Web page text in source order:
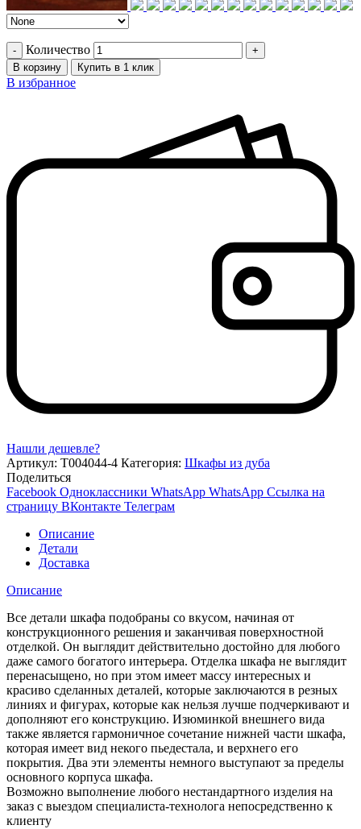
Количество
В корзину Купить в 1 клик
В избранное
Нашли дешевле?
Артикул: Т004044-4 Категория: Шкафы из дуба
Поделиться
Facebook Одноклассники WhatsApp WhatsApp Ссылка на
страницу ВКонтакте Телеграм
Описание
Детали
Доставка
Описание
Все детали шкафа подобраны со вкусом, начиная от
конструкционного решения и заканчивая поверхностной
отделкой. Он выглядит действительно достойно для любого
даже самого богатого интерьера. Отделка шкафа не выглядит
перенасыщено, но при этом имеет массу интересных и
красиво сделанных деталей, которые заключаются в резных
линиях и фигурах, которые как нельзя лучше подчеркивают и
дополняют его конструкцию. Изюминкой внешнего вида
также является гармоничное сочетание нижней части шкафа,
которая имеет вид некого пьедестала, и верхнего его
покрытия. Два эти элементы немного выступают за пределы
основного корпуса шкафа.
Возможно выполнение любого нестандартного изделия на
заказ с выездом специалиста-технолога непосредственно к
клиенту